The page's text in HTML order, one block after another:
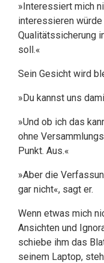
»Interessiert mich
interessieren
Qualitätssicherung
soll.«
Sein Gesicht wird
»Du kannst uns
»Und ob ich das
ohne
Punkt. Aus.«
»Aber die
gar nicht«, sagt er.
Wenn etwas mich
Ansichten und
schiebe ihm das
seinem Laptop,